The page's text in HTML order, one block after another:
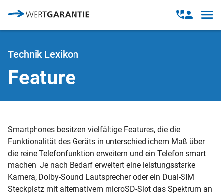
Open
modal
Open
Technik Lexikon
Feature
Smartphones besitzen vielfältige Features, die die
Funktionalität des Geräts in unterschiedlichem Maß über
die reine Telefonfunktion erweitern und ein Telefon smart
machen. Je nach Bedarf erweitert eine leistungsstarke
Kamera, Dolby-Sound Lautsprecher oder ein Dual-SIM
Steckplatz mit alternativem microSD-Slot das Spektrum an